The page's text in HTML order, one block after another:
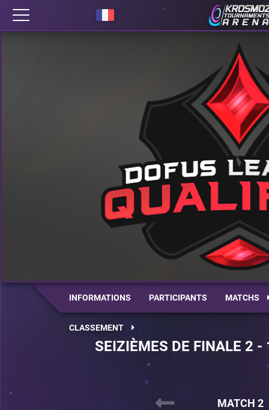
INFORMATIONS PARTICIPANTS MATCHS
CLASSEMENT
SEIZIÈMES DE FINALE 2
MATCH 2